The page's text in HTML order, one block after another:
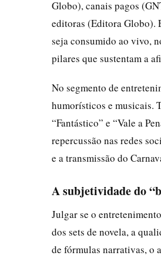
Globo), canais pagos
editoras (Editora Globo).
seja consumido ao vivo,
pilares que sustentam a
No segmento de
humorísticos e musicais.
“Fantástico” e “Vale a
repercussão nas redes
e a transmissão do
A subjetividade do
Julgar se o
dos sets de novela, a
de fórmulas narrativas, o